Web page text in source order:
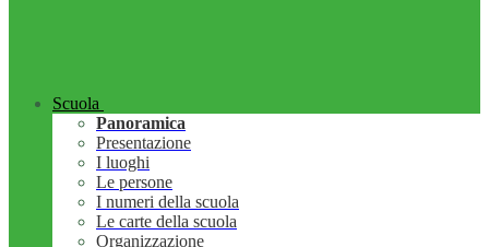
Scuola
Panoramica
Presentazione
I luoghi
Le persone
I numeri della scuola
Le carte della scuola
Organizzazione